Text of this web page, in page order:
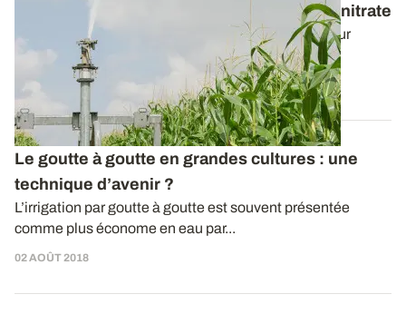
n’augmente pas le risque de lessivage du nitrate
L’irrigation est souvent jugée à tort comme un facteur
aggravant les risques d...
19 JUILL. 2018
Le goutte à goutte en grandes cultures : une
technique d’avenir ?
L’irrigation par goutte à goutte est souvent présentée
comme plus économe en eau par...
02 AOÛT 2018